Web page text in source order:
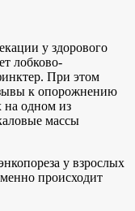
у здорового
лобково-
При этом
к опорожнению
на одном из
массы
у взрослых
происходит